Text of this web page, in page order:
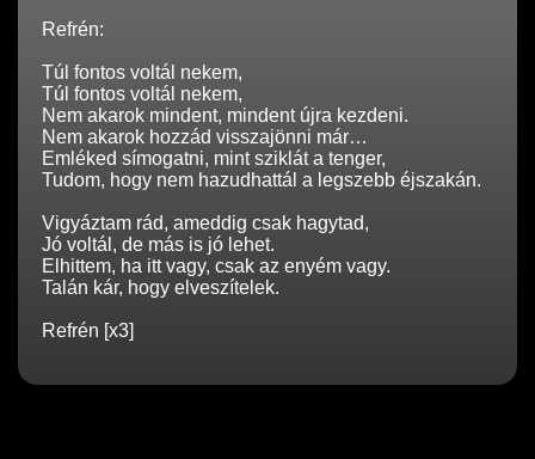
Refrén:
Túl fontos voltál nekem,
Túl fontos voltál nekem,
Nem akarok mindent, mindent újra kezdeni.
Nem akarok hozzád visszajönni már…
Emléked símogatni, mint sziklát a tenger,
Tudom, hogy nem hazudhattál a legszebb éjszakán.
Vigyáztam rád, ameddig csak hagytad,
Jó voltál, de más is jó lehet.
Elhittem, ha itt vagy, csak az enyém vagy.
Talán kár, hogy elveszítelek.
Refrén [x3]